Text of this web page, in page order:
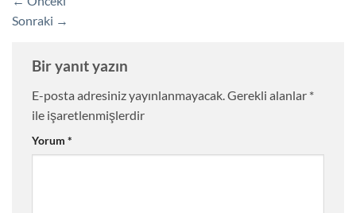
Sonraki →
Bir yanıt yazın
E-posta adresiniz yayınlanmayacak.Gerekli alanlar *
ile işaretlenmişlerdir
Yorum *